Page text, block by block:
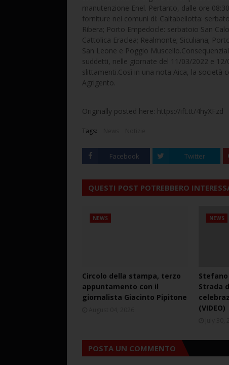
manutenzione Enel. Pertanto, dalle ore
forniture nei comuni di: Caltabellotta:
Ribera; Porto Empedocle: serbatoio San
Cattolica Eraclea; Realmonte; Siculiana;
San Leone e Poggio
suddetti, nelle giornate del 11/03/2022 e
slittamenti.Così in una nota Aica, la società
Agrigento.
Originally posted here: https://ift.tt/4hyXFzd
Tags:
Facebook Twitter
QUESTI POST POTREBBERO
NEWS
Circolo della stampa, terzo
appuntamento con il
giornalista Giacinto Pipitone
NEWS
Strada
(VIDEO)
POSTA UN COMMENTO